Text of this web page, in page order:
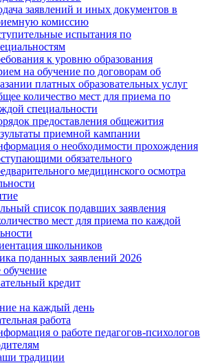
заявлений и иных документов в
комиссию
испытания по
к уровню образования
на обучение по договорам об
платных образовательных услуг
количество мест для приема по
специальности
предоставления общежития
приемной кампании
о необходимости прохождения
обязательного
медицинского осмотра
список подавших заявления
мест для приема по каждой
школьников
поданных заявлений 2026
обучение
кредит
на каждый день
работа
о работе педагогов-психологов
традиции